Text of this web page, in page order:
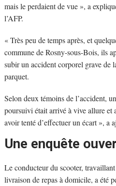
mais le perdaient de vue », a
l’AFP.
« Très peu de temps après, et
commune de Rosny-sous-Bois, ils
subir un accident corporel grave de
parquet.
Selon deux témoins de l’accident,
poursuivi était arrivé à vive allure et
avoir tenté d’effectuer un écart », a
Une enquête
Le conducteur du scooter,
livraison de repas à domicile, a été